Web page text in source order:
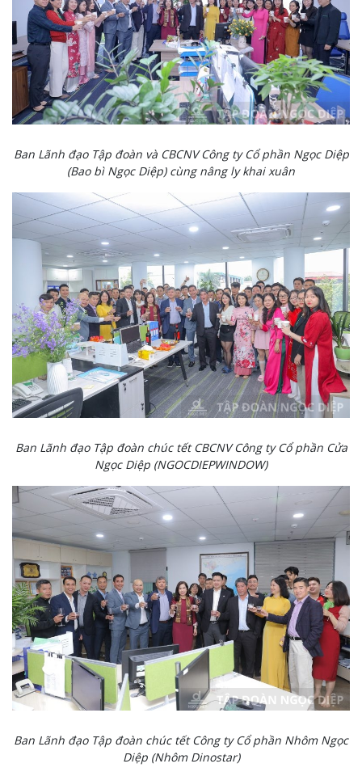
Ban Lãnh đạo Tập đoàn và CBCNV Công ty Cổ phần Ngọc Diệp
(Bao bì Ngọc Diệp) cùng nâng ly khai xuân
Ban Lãnh đạo Tập đoàn chúc tết CBCNV Công ty Cổ phần Cửa
Ngọc Diệp (NGOCDIEPWINDOW)
Ban Lãnh đạo Tập đoàn chúc tết Công ty Cổ phần Nhôm Ngọc
Diệp (Nhôm Dinostar)